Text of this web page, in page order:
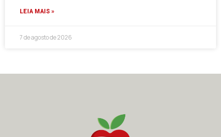
LEIA MAIS »
7 de agosto de 2026